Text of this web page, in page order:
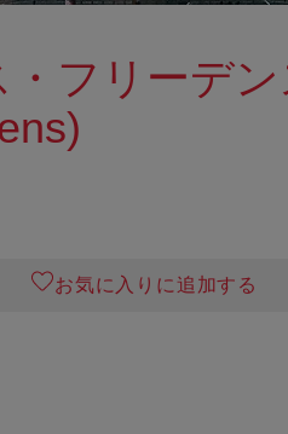
フリーデ
お気に入りに追加する